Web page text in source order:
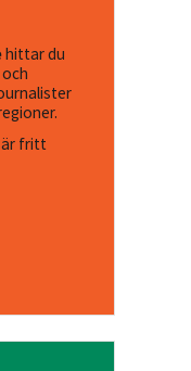
hittar du
är fritt